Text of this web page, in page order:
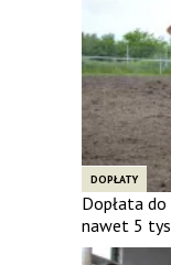
DOPŁATY
Dopłata do
nawet 5